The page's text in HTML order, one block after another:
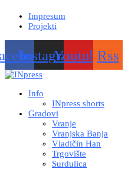
Impresum
Projekti
InstagramYoutubeRss
Info
INpress shorts
Gradovi
Vranje
Vranjska Banja
Vladičin Han
Trgovište
Surdulica